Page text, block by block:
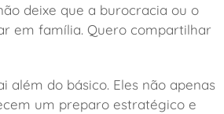
deixe que a burocracia ou o
em família. Quero compartilhar
do básico. Eles não apenas
um preparo estratégico e